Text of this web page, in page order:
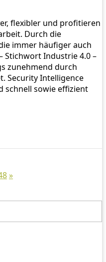
flexibler und profitieren
Durch die
immer häufiger auch
Stichwort Industrie 4.0 –
zunehmend durch
Security Intelligence
schnell sowie effizient
»